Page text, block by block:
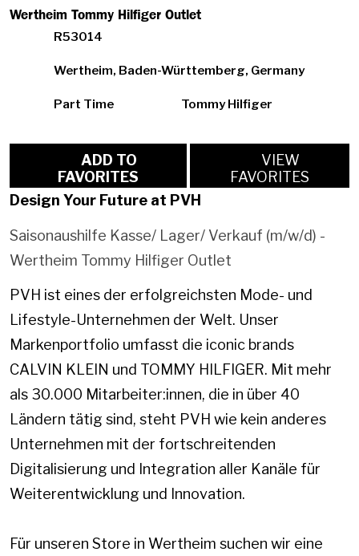
Wertheim Tommy Hilfiger Outlet
R53014
Wertheim, Baden-Württemberg, Germany
Part Time Tommy Hilfiger
FAVORITES
VIEW
FAVORITES
Design Your Future at PVH
Saisonaushilfe Kasse/ Lager/ Verkauf (m/w/d) -
Wertheim Tommy Hilfiger Outlet
PVH ist eines der erfolgreichsten Mode- und
Lifestyle-Unternehmen der Welt. Unser
Markenportfolio umfasst die iconic brands
CALVIN KLEIN und TOMMY HILFIGER. Mit mehr
als 30.000 Mitarbeiter:innen, die in über 40
Ländern tätig sind, steht PVH wie kein anderes
Unternehmen mit der fortschreitenden
Digitalisierung und Integration aller Kanäle für
Weiterentwicklung und Innovation.
Für unseren Store in Wertheim suchen wir eine